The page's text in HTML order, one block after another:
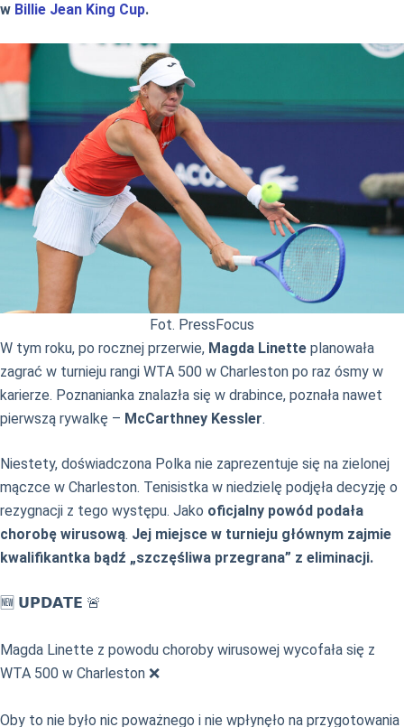
w Billie Jean King Cup.
Fot. PressFocus
W tym roku, po rocznej przerwie, Magda Linette planowała
zagrać w turnieju rangi WTA 500 w Charleston po raz ósmy w
karierze. Poznanianka znalazła się w drabince, poznała nawet
pierwszą rywalkę – McCarthney Kessler.
Niestety, doświadczona Polka nie zaprezentuje się na zielonej
mączce w Charleston. Tenisistka w niedzielę podjęła decyzję o
rezygnacji z tego występu. Jako oficjalny powód podała
chorobę wirusową. Jej miejsce w turnieju głównym zajmie
kwalifikantka bądź „szczęśliwa przegrana” z eliminacji.
🆕 𝗨𝗣𝗗𝗔𝗧𝗘 🚨
Magda Linette z powodu choroby wirusowej wycofała się z
WTA 500 w Charleston ❌
Oby to nie było nic poważnego i nie wpłynęło na przygotowania